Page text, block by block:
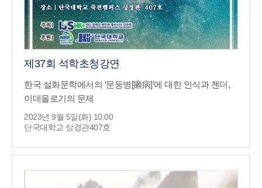
제37회 석학초청강연
한국 설화문학에서의 ‘문둥병[癩病]’에 대한 인식과 젠더,
이데올로기의 문제
2023년 9월 5일(화) 10:00
단국대학교 상경관407호